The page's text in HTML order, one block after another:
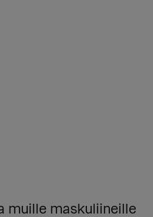
muille maskuliineille